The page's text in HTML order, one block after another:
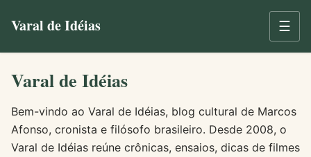
Varal de Idéias ☰
Varal de Idéias
Bem-vindo ao Varal de Idéias, blog cultural de Marcos
Afonso, cronista e filósofo brasileiro. Desde 2008, o
Varal de Idéias reúne crônicas, ensaios, dicas de filmes